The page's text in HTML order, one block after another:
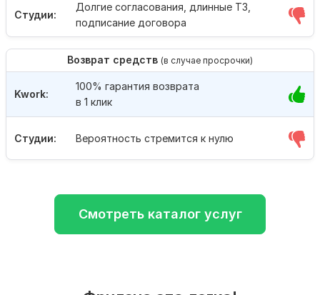
Студии:
Долгие согласования, длинные ТЗ,
подписание договора
Возврат средств (в случае просрочки)
Студии: Вероятность стремится к нулю
Kwork:
100% гарантия возврата
в 1 клик
Смотреть каталог услуг